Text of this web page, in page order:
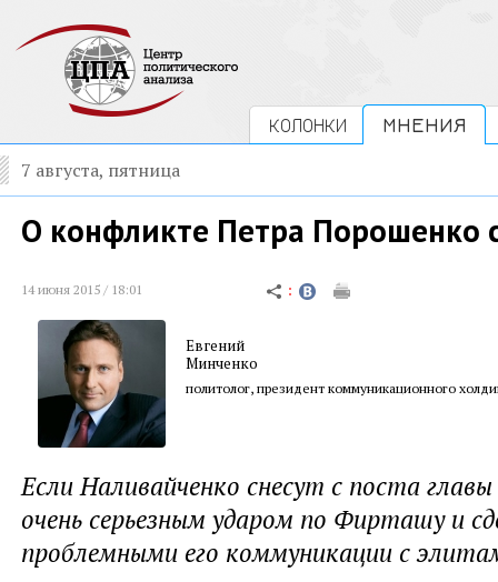
КОЛОНКИ МНЕНИЯ
7 августа, пятница
О конфликте Петра Порошенко
14 июня 2015 / 18:01
Евгений
Минченко
политолог, президент коммуникационного
Если Наливайченко снесут с поста
очень серьезным ударом по Фирташу и
проблемными его коммуникации с